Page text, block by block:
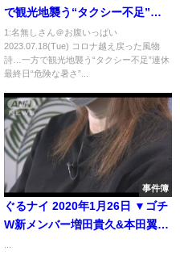
で観光地襲う“タクシー不足”連
休最終日“危険な暑さ”(2023年7
月17日)
1:名無しさん＠お腹いっぱい
2023.07.18(Tue) コロナ越え戻った風物
詩…一方で観光地襲う“タクシー不足”連休
最終日“危険な暑さ”...
事件簿
ぐるナイ 2020年1月26日 ▼ゴチ
W新メンバー増田貴久&本田翼初